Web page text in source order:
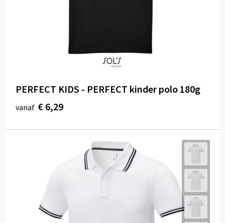
PERFECT KIDS - PERFECT kinder polo 180g
vanaf € 6,29